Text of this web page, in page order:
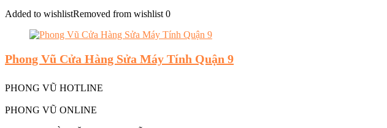
Added to wishlistRemoved from wishlist 0
Phong Vũ Cửa Hàng Sửa Máy Tính Quận 9
PHONG VŨ HOTLINE
PHONG VŨ ONLINE